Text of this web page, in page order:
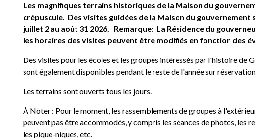
Les magnifiques terrains historiques de la Maison du
crépuscule. Des visites guidées de la Maison du
juillet 2 au août 31 2026. Remarque: La Résidence du
les horaires des visites peuvent être modifiés en fonction des
Des visites pour les écoles et les groupes intéressés par l'histoire de
sont également disponibles pendant le reste de l'année sur
Les terrains sont ouverts tous les jours.
À Noter : Pour le moment, les rassemblements de groupes à
peuvent pas être accommodés, y compris les séances de photos, les
les pique-niques, etc.